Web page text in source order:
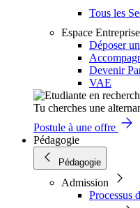
Tous les
Espace Entreprise
Déposer
Devenir
VAE
Tu cherches une
Postule à une offre
Pédagogie
Pédagogie
Admission
Processus